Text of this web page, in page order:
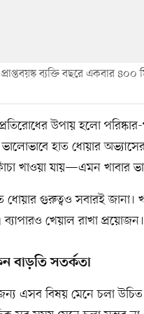
ব্যক্তি বছরে একবার ৪০০
উপায় হলো পরিষ্কার-
হাত ধোয়ার
খাওয়া যায়—এমন খাবার
গুরুত্বও সবারই জানা।
খেয়াল রাখা প্রয়োজন।
বাড়তি সতর্কতা
এসব বিষয় মেনে চলা